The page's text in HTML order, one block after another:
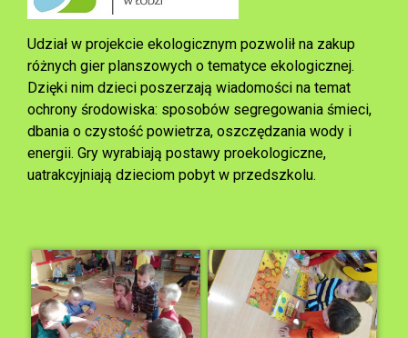
Udział w projekcie ekologicznym pozwolił na zakup
różnych gier planszowych o tematyce ekologicznej.
Dzięki nim dzieci poszerzają wiadomości na temat
ochrony środowiska: sposobów segregowania śmieci,
dbania o czystość powietrza, oszczędzania wody i
energii. Gry wyrabiają postawy proekologiczne,
uatrakcyjniają dzieciom pobyt w przedszkolu.